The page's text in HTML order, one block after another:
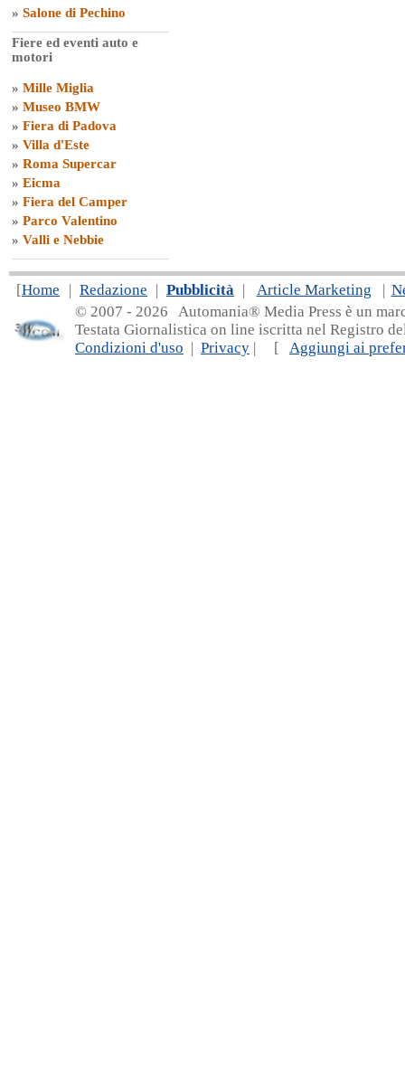
» Salone di Pechino
Fiere ed eventi auto e
motori
» Mille Miglia
» Museo BMW
» Fiera di Padova
» Villa d'Este
» Roma Supercar
» Eicma
» Fiera del Camper
» Parco Valentino
» Valli e Nebbie
[Home | Redazione | Pubblicità | Article Marketing |
© 2007 - 2026 Automania® Media Press è un
Testata Giornalistica on line iscritta nel Registro
Condizioni d'uso | Privacy | [ Aggiungi ai